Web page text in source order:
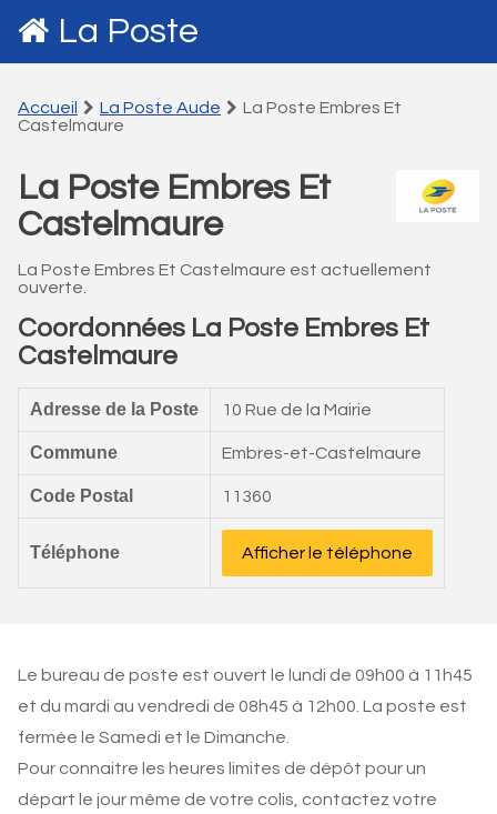
La Poste
Accueil La Poste Aude
La Poste Embres Et
Castelmaure
La Poste Embres Et
Castelmaure
La Poste Embres Et Castelmaure est actuellement
ouverte.
Coordonnées La Poste Embres Et
Castelmaure
Adresse de la Poste 10 Rue de la Mairie
Commune Embres-et-Castelmaure
Code Postal 11360
Téléphone Afficher le téléphone
Le bureau de poste est ouvert le lundi de 09h00 à 11h45
et du mardi au vendredi de 08h45 à 12h00. La poste est
fermée le Samedi et le Dimanche.
Pour connaitre les heures limites de dépôt pour un
départ le jour même de votre colis, contactez votre